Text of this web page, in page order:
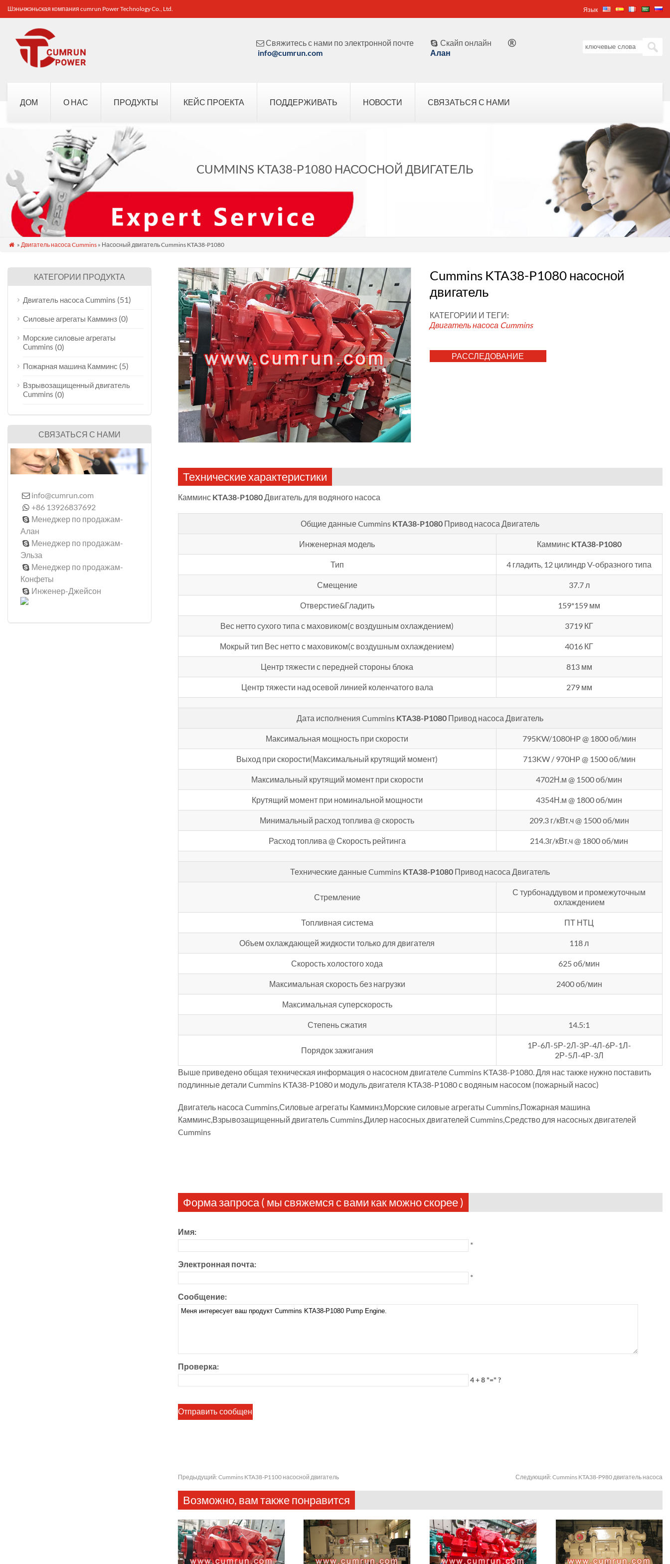
Шэньчжэньская компания cumrun Power Technology Co., Ltd. Язык
 Свяжитесь с нами по электронной почте
info@cumrun.com
 Скайп онлайн
Алан

ДОМ О НАС ПРОДУКТЫ КЕЙС ПРОЕКТА ПОДДЕРЖИВАТЬ НОВОСТИ СВЯЗАТЬСЯ С НАМИ
CUMMINS KTA38-P1080 НАСОСНОЙ ДВИГАТЕЛЬ
 » Двигатель насоса Cummins» Насосный двигатель Cummins KTA38-P1080
Cummins KTA38-P1080 насосной
двигатель
КАТЕГОРИИ И ТЕГИ:
Двигатель насоса Cummins
РАССЛЕДОВАНИЕ
Технические характеристики
КамминсKTA38-P1080Двигатель для водяного насоса
Общие данные Cummins KTA38-P1080 Привод насоса Двигатель
Инженерная модель КамминсKTA38-P1080
Тип 4 гладить, 12 цилиндр V-образного типа
Смещение 37.7 л
Отверстие&Гладить 159*159 мм
Вес нетто сухого типа с маховиком(с воздушным охлаждением) 3719 КГ
Мокрый тип Вес нетто с маховиком(с воздушным охлаждением) 4016 КГ
Центр тяжести с передней стороны блока 813 мм
Центр тяжести над осевой линией коленчатого вала 279 мм
Дата исполнения Cummins KTA38-P1080 Привод насоса Двигатель
Максимальная мощность при скорости 795KW/1080HP @ 1800 об/мин
Выход при скорости(Максимальный крутящий момент) 713KW / 970HP @ 1500 об/мин
Максимальный крутящий момент при скорости 4702Н.м @ 1500 об/мин
Крутящий момент при номинальной мощности 4354Н.м @ 1800 об/мин
Минимальный расход топлива @ скорость 209.3 г/кВт.ч @ 1500 об/мин
Расход топлива @ Скорость рейтинга 214.3г/кВт.ч @ 1800 об/мин
Технические данные Cummins KTA38-P1080 Привод насоса Двигатель
Стремление
С турбонаддувом и промежуточным
охлаждением
Топливная система ПТ НТЦ
Объем охлаждающей жидкости только для двигателя 118 л
Скорость холостого хода 625 об/мин
Максимальная скорость без нагрузки 2400 об/мин
Максимальная суперскорость
Степень сжатия 14.5:1
Порядок зажигания
1Р-6Л-5Р-2Л-3Р-4Л-6Р-1Л-
2Р-5Л-4Р-3Л
Выше приведено общая техническая информация о насосном двигателе Cummins KTA38-P1080. Для нас также нужно поставить
подлинные детали Cummins KTA38-P1080 и модуль двигателя KTA38-P1080 с водяным насосом (пожарный насос)
Двигатель насоса Cummins,Силовые агрегаты Камминз,Морские силовые агрегаты Cummins,Пожарная машина
Камминс,Взрывозащищенный двигатель Cummins,Дилер насосных двигателей Cummins,Средство для насосных двигателей
Cummins
Форма запроса ( мы свяжемся с вами как можно скорее )
Имя:
*
Электронная почта:
*
Сообщение:
Проверка:
4 + 8 "=" ?
Предыдущий: Cummins KTA38-P1100 насосной двигатель Следующий: Cummins KTA38-P980 двигатель насоса
Возможно, вам также понравится
КАТЕГОРИИ ПРОДУКТА
Двигатель насоса Cummins (51)
Силовые агрегаты Камминз (0)
Морские силовые агрегаты
Cummins (0)
Пожарная машина Камминс (5)
Взрывозащищенный двигатель
Cummins (0)
СВЯЗАТЬСЯ С НАМИ
 info@cumrun.com
 +86 13926837692
 Менеджер по продажам-
Алан
 Менеджер по продажам-
Эльза
 Менеджер по продажам-
Конфеты
 Инженер-Джейсон